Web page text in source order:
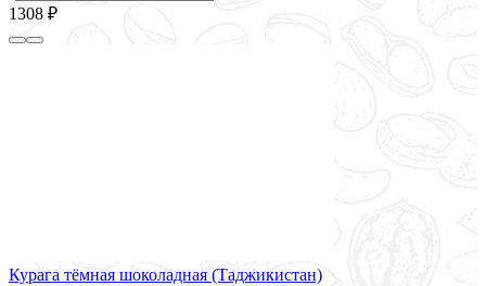
1308 ₽
Курага тёмная шоколадная (Таджикистан)